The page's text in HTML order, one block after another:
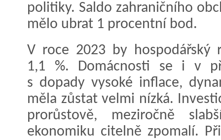
politiky. Saldo zahraničního
mělo ubrat 1 procentní bod.
V roce 2023 by
1,1 %. Domácnosti se i v
s dopady vysoké inflace,
měla zůstat velmi nízká.
prorůstově, meziročně
ekonomiku citelně zpomalí.